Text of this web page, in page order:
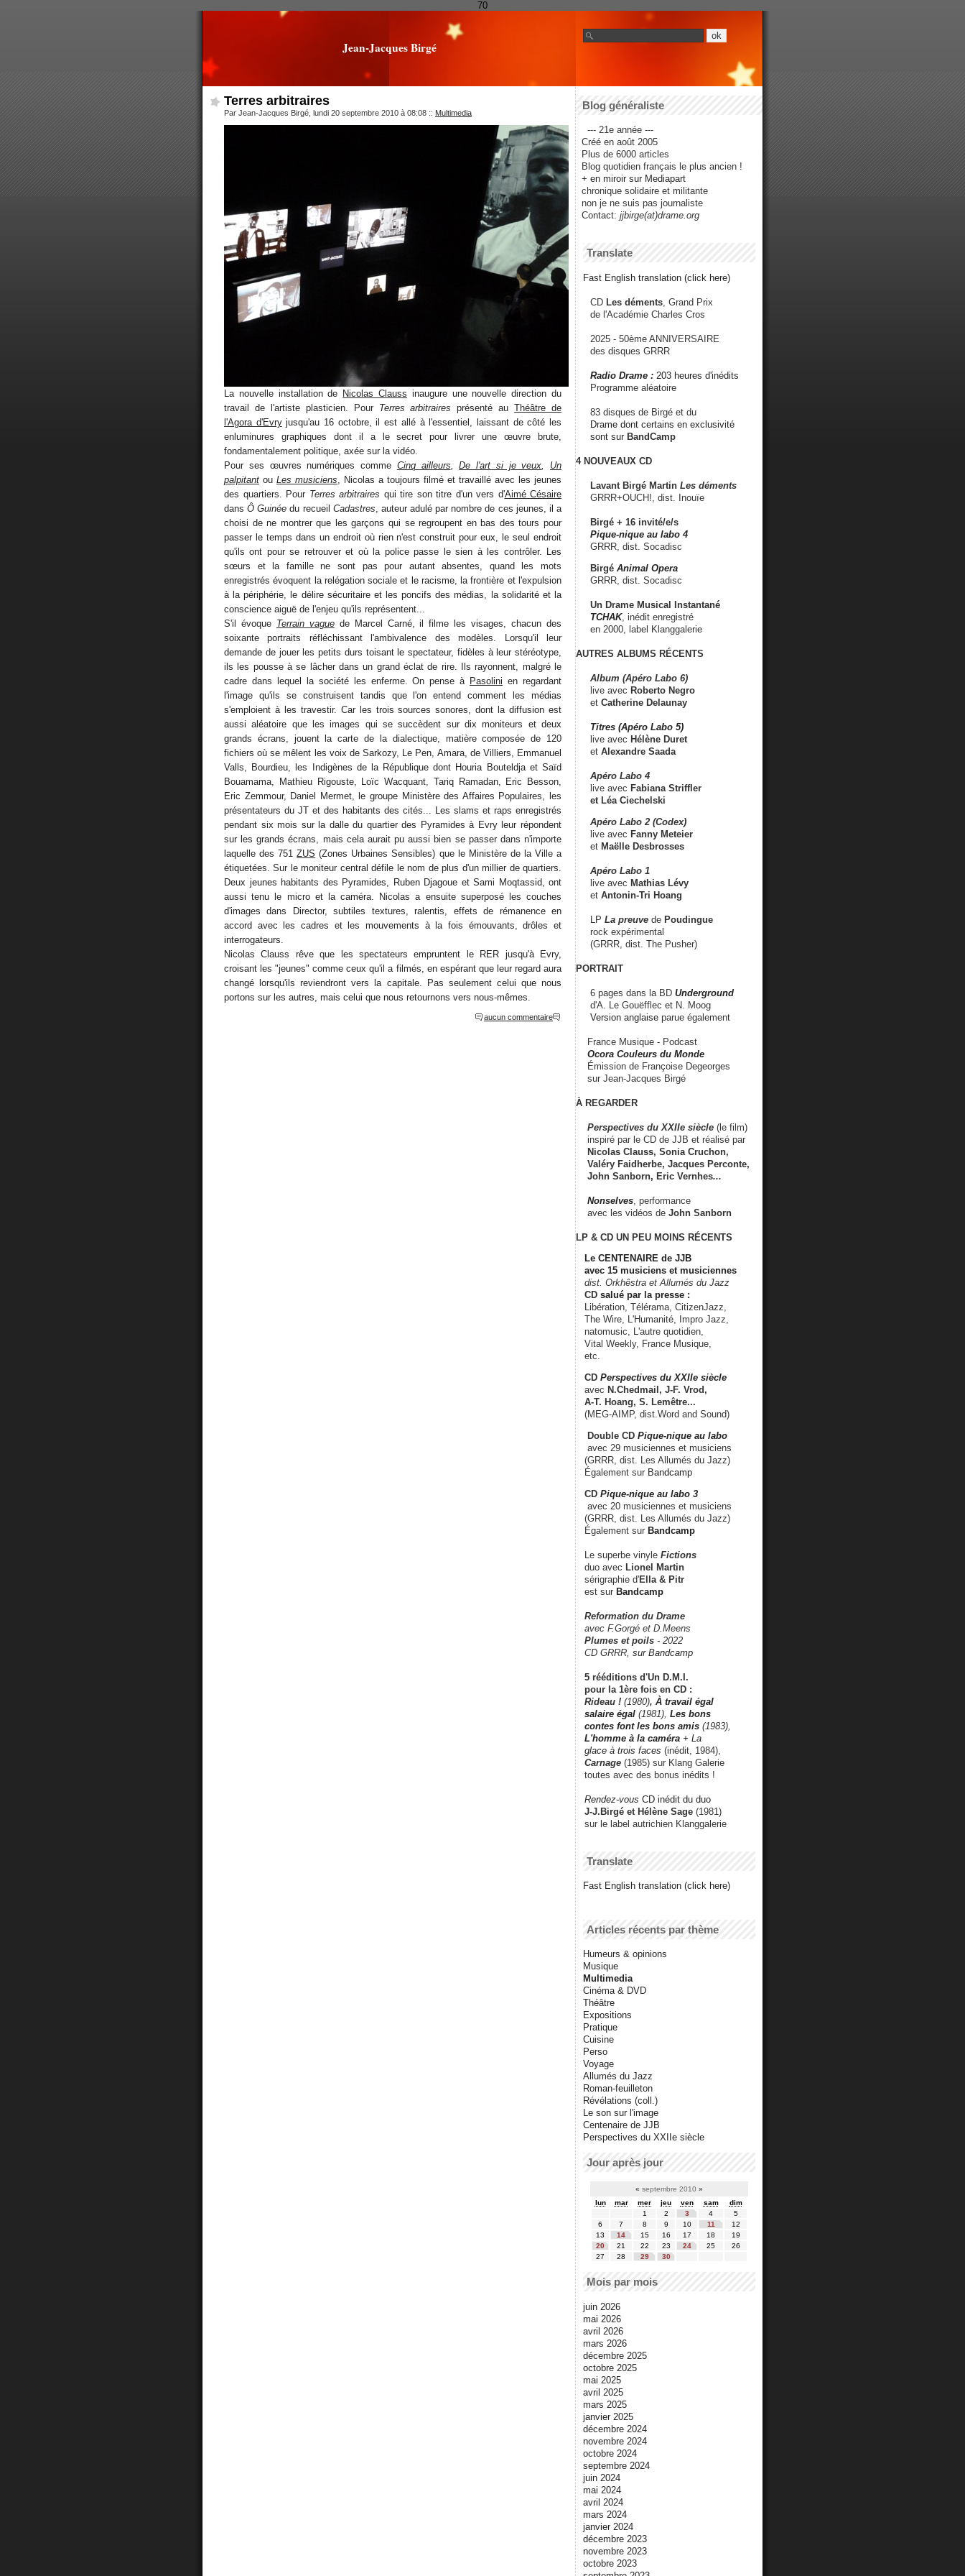
70
Jean-Jacques Birgé
Terres arbitraires
Par Jean-Jacques Birgé, lundi 20 septembre 2010 à 08:08 :: Multimedia
La nouvelle installation de Nicolas Clauss inaugure une nouvelle direction du
travail de l'artiste plasticien. Pour Terres arbitraires présenté auThéâtre de
l'Agora d'Evryjusqu'au 16 octobre, il est allé à l'essentiel, laissant de côté les
enluminures graphiques dont il a le secret pour livrer une œuvre brute,
fondamentalement politique, axée sur la vidéo.
Pour ses œuvres numériques comme Cinq ailleurs ,De l'art si je veux
Un
palpitant ou Les musiciens , Nicolas a toujours filmé et travaillé avec les jeunes
des quartiers. Pour Terres arbitraires qui tire son titre d'un vers d'Aimé Césaire
dansÔ Guinée du recueil Cadastres , auteur adulé par nombre de ces jeunes, il a
choisi de ne montrer que les garçons qui se regroupent en bas des tours pour
passer le temps dans un endroit où rien n'est construit pour eux, le seul endroit
qu'ils ont pour se retrouver et où la police passe le sien à les contrôler. Les
sœurs et la famille ne sont pas pour autant absentes, quand les mots
enregistrés évoquent la relégation sociale et le racisme, la frontière et l'expulsion
à la périphérie, le délire sécuritaire et les poncifs des médias, la solidarité et la
conscience aiguë de l'enjeu qu'ils représentent...
S'il évoque Terrain vaguede Marcel Carné, il filme les visages, chacun des
soixante portraits réfléchissant l'ambivalence des modèles. Lorsqu'il leur
demande de jouer les petits durs toisant le spectateur, fidèles à leur stéréotype,
ils les pousse à se lâcher dans un grand éclat de rire. Ils rayonnent, malgré le
cadre dans lequel la société les enferme. On pense à Pasolini en regardant
l'image qu'ils se construisent tandis que l'on entend comment les médias
s'emploient à les travestir. Car les trois sources sonores, dont la diffusion est
aussi aléatoire que les images qui se succèdent sur dix moniteurs et deux
grands écrans, jouent la carte de la dialectique, matière composée de 120
fichiers où se mêlent les voix de Sarkozy, Le Pen, Amara, de Villiers, Emmanuel
Valls, Bourdieu, les Indigènes de la République dont Houria Bouteldja et Saïd
Bouamama, Mathieu Rigouste, Loïc Wacquant, Tariq Ramadan, Eric Besson,
Eric Zemmour, Daniel Mermet, le groupe Ministère des Affaires Populaires, les
présentateurs du JT et des habitants des cités... Les slams et raps enregistrés
pendant six mois sur la dalle du quartier des Pyramides à Evry leur répondent
sur les grands écrans, mais cela aurait pu aussi bien se passer dans n'importe
laquelle des 751ZUS (Zones Urbaines Sensibles) que le Ministère de la Ville a
étiquetées. Sur le moniteur central défile le nom de plus d'un millier de quartiers.
Deux jeunes habitants des Pyramides, Ruben Djagoue et Sami Moqtassid, ont
aussi tenu le micro et la caméra. Nicolas a ensuite superposé les couches
d'images dans Director, subtiles textures, ralentis, effets de rémanence en
accord avec les cadres et les mouvements à la fois émouvants, drôles et
interrogateurs.
Nicolas Clauss rêve que les spectateurs empruntent le RER jusqu'à Evry,
croisant les "jeunes" comme ceux qu'il a filmés, en espérant que leur regard aura
changé lorsqu'ils reviendront vers la capitale. Pas seulement celui que nous
portons sur les autres, mais celui que nous retournons vers nous-mêmes.
aucun commentaire
Blog généraliste
--- 21e année ---
Créé en août 2005
Plus de 6000 articles
Blog quotidien français le plus ancien !
+ en miroir sur Mediapart
chronique solidaire et militante
non je ne suis pas journaliste
Contact: jjbirge(at)drame.org
Translate
Fast English translation (click here)
CD Les déments , Grand Prix
de l'Académie Charles Cros
2025 - 50ème ANNIVERSAIRE
des disques GRRR
Radio Drame : 203 heures d'inédits
Programme aléatoire
83 disques de Birgé et du
Drame dont certains en exclusivité
sont sur BandCamp
4 NOUVEAUX CD
Lavant Birgé Martin Les déments
GRRR+OUCH!, dist. Inouïe
Birgé + 16 invité/e/s
Pique-nique au labo 4
GRRR, dist. Socadisc
Birgé Animal Opera
GRRR, dist. Socadisc
Un Drame Musical Instantané
TCHAK, inédit enregistré
en 2000, label Klanggalerie
AUTRES ALBUMS RÉCENTS
Album (Apéro Labo 6)
live avec Roberto Negro
et Catherine Delaunay
Titres (Apéro Labo 5)
live avec Hélène Duret
et Alexandre Saada
Apéro Labo 4
live avec Fabiana Striffler
et Léa Ciechelski
Apéro Labo 2 (Codex)
live avec Fanny Meteier
et Maëlle Desbrosses
Apéro Labo 1
live avec Mathias Lévy
et Antonin-Tri Hoang
LP La preuve de Poudingue
rock expérimental
(GRRR, dist. The Pusher)
PORTRAIT
6 pages dans la BD Underground
d'A. Le Gouëfflec et N. Moog
Version anglaise parue également
France Musique - Podcast
Ocora Couleurs du Monde
Émission de Françoise Degeorges
sur Jean-Jacques Birgé
À REGARDER
Perspectives du XXIIe siècle (le film)
inspiré par le CD de JJB et réalisé par
Nicolas Clauss, Sonia Cruchon,
Valéry Faidherbe, Jacques Perconte,
John Sanborn, Eric Vernhes...
Nonselves , performance
avec les vidéos de John Sanborn
LP & CD UN PEU MOINS RÉCENTS
Le CENTENAIRE de JJB
avec 15 musiciens et musiciennes
dist. Orkhêstra et Allumés du Jazz
CD salué par la presse :
Libération, Télérama, CitizenJazz,
The Wire, L'Humanité, Impro Jazz,
natomusic, L'autre quotidien,
Vital Weekly, France Musique,
etc.
CD Perspectives du XXIIe siècle
avec N.Chedmail, J-F. Vrod,
A-T. Hoang, S. Lemêtre...
(MEG-AIMP, dist.Word and Sound)
Double CD Pique-nique au labo
avec 29 musiciennes et musiciens
(GRRR, dist. Les Allumés du Jazz)
Également sur Bandcamp
CD Pique-nique au labo 3
avec 20 musiciennes et musiciens
(GRRR, dist. Les Allumés du Jazz)
Également sur Bandcamp
Le superbe vinyle Fictions
duo avec Lionel Martin
sérigraphie d'Ella & Pitr
est sur Bandcamp
Reformation du Drame
avec F.Gorgé et D.Meens
Plumes et poils - 2022
CD GRRR, sur Bandcamp
5 rééditions d'Un D.M.I.
pour la 1ère fois en CD :
Rideau ! (1980), À travail égal
salaire égal (1981), Les bons
contes font les bons amis (1983),
L'homme à la caméra + La
glace à trois faces (inédit, 1984),
Carnage (1985) sur Klang Galerie
toutes avec des bonus inédits !
Rendez-vous CD inédit du duo
J-J.Birgé et Hélène Sage (1981)
sur le label autrichien Klanggalerie
Translate
Fast English translation (click here)
Articles récents par thème
Humeurs & opinions
Musique
Multimedia
Cinéma & DVD
Théâtre
Expositions
Pratique
Cuisine
Perso
Voyage
Allumés du Jazz
Roman-feuilleton
Révélations (coll.)
Le son sur l'image
Centenaire de JJB
Perspectives du XXIIe siècle
Jour après jour
« septembre 2010 »
lun
mar mer jeu ven sam
dim
1
2 3 4
5
6
7 8 9 10 11
12
13
14 15 16 17 18
19
20
21 22 23 24 25
26
27
28 29 30
Mois par mois
juin 2026
mai 2026
avril 2026
mars 2026
décembre 2025
octobre 2025
mai 2025
avril 2025
mars 2025
janvier 2025
décembre 2024
novembre 2024
octobre 2024
septembre 2024
juin 2024
mai 2024
avril 2024
mars 2024
janvier 2024
décembre 2023
novembre 2023
octobre 2023